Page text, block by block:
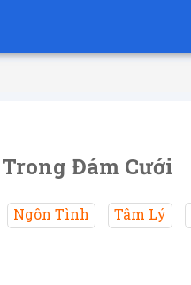
Đám Cưới
Ngôn Tình Tâm Lý